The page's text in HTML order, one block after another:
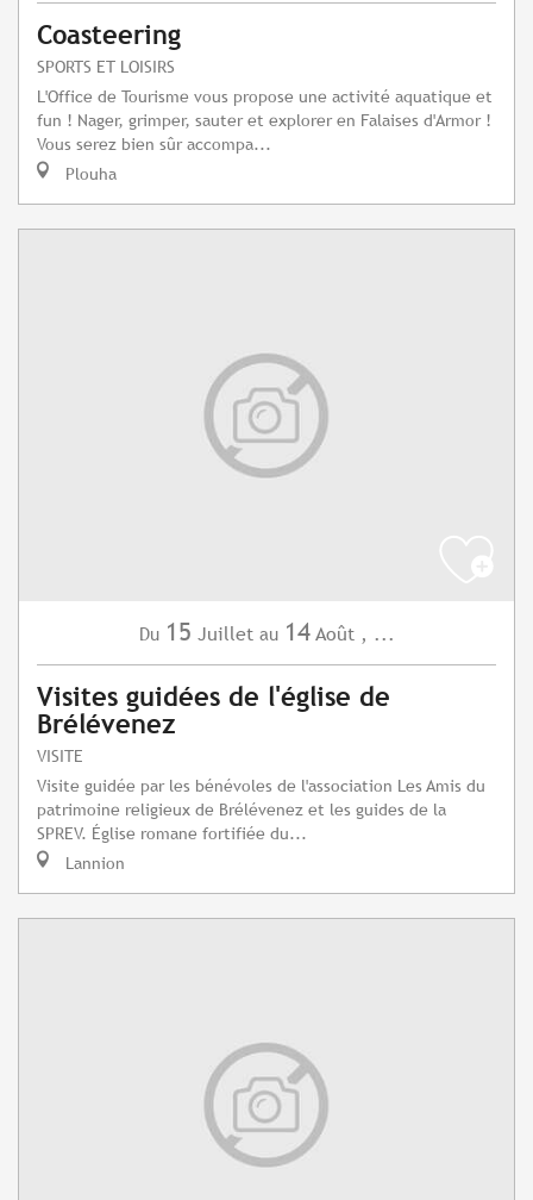
Coasteering
SPORTS ET LOISIRS
L'Office de Tourisme vous propose une activité aquatique et
fun ! Nager, grimper, sauter et explorer en Falaises d'Armor !
Vous serez bien sûr accompa...
Plouha
Du 15 Juillet au 14 Août, ...
Visites guidées de l'église de
Brélévenez
VISITE
Visite guidée par les bénévoles de l'association Les Amis du
patrimoine religieux de Brélévenez et les guides de la
SPREV. Église romane fortifiée du...
Lannion